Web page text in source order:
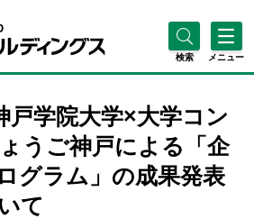
検索 メニュー
戸学院大学×大学コン
うご神戸による「企
グラム」の成果発表
て